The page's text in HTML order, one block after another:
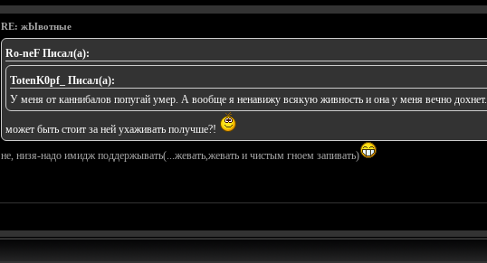
RE: жЫвотные
Ro-neF Писал(а):
TotenK0pf_ Писал(а):
У меня от каннибалов попугай умер. А вообще я ненавижу всякую живность и она у меня вечно дохнет.
может быть стоит за ней ухаживать получше?!
не, низя-надо имидж поддержывать(...жевать,жевать и чистым гноем запивать)